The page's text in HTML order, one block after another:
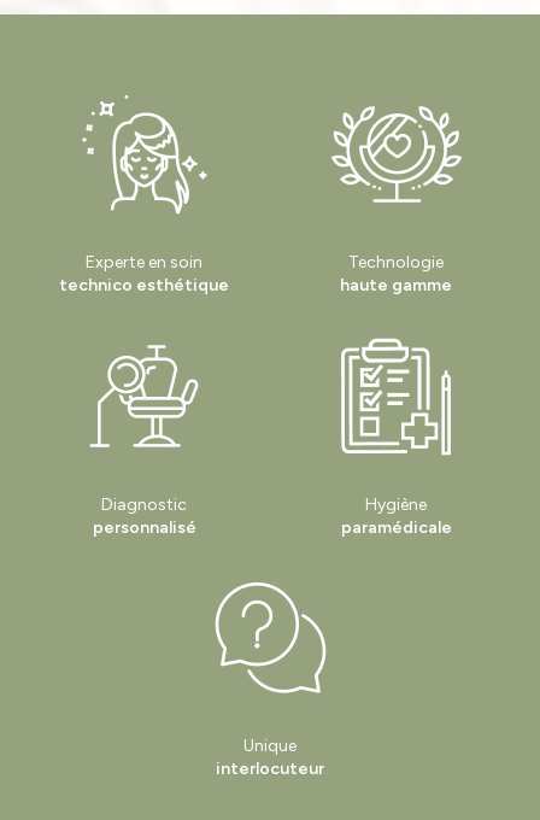
retrouver une peau plus ferme à Veauche|soin microneedling anti
institut à saint Étienne
Peeling acide professionnel pour éclat du teint à
Veauche | Où faire un soin radiofréquence anti-âge à Veauche|
de radiofréquence visage pour raffermir la peau Veauche| Épilation laser
efficace pour résultats durables à Veauche
Experte en soin
technico esthétique
Technologie
haute gamme
Diagnostic
personnalisé
Hygiène
paramédicale
Unique
interlocuteur